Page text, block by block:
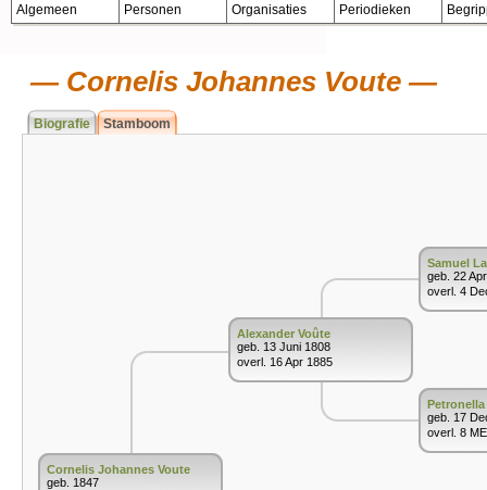
Algemeen Personen Organisaties Periodieken
Cornelis Johannes Voute
Biografie Stamboom
Cornelis Johannes Voute
geb. 1847
Alexander Voûte
geb. 13 Juni 1808
overl. 16 Apr 1885
Samuel
geb. 22
overl. 4
geb. 17
overl. 8